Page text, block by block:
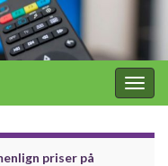
priser på